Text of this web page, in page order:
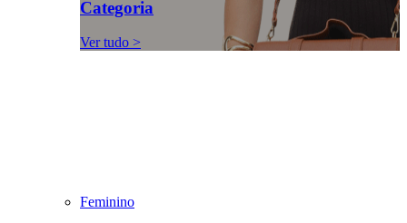
Categoria
Ver tudo >
Feminino